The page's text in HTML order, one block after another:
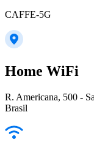
CAFFE-5G
Home WiFi
R. Americana, 500 -
Brasil